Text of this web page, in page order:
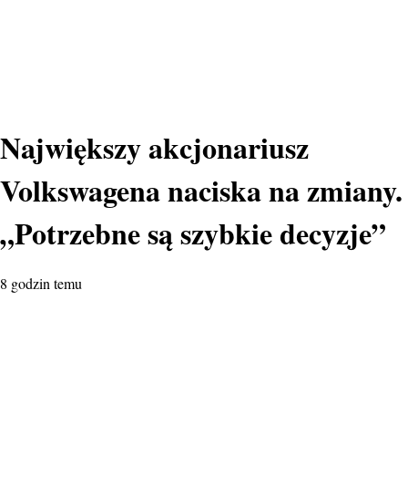
Największy akcjonariusz
Volkswagena naciska na zmiany.
„Potrzebne są szybkie decyzje”
8 godzin temu